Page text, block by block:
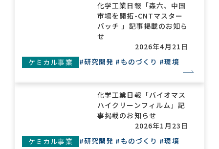
#森六って何？
#グローバルネットワーク
#統合報告書
化学工業日報「森六、中国
市場を開拓-CNTマスター
バッチ 」記事掲載のお知ら
せ
2026年4月21日
ケミカル事業
#研究開発 #ものづくり #環境
化学工業日報「バイオマス
ハイクリーンフィルム」記
事掲載のお知らせ
2026年1月23日
ケミカル事業
#研究開発 #ものづくり #環境